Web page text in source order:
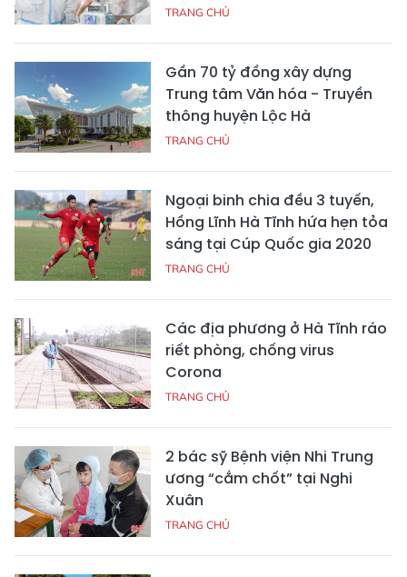
TRANG CHỦ
Gần 70 tỷ đồng xây dựng
Trung tâm Văn hóa - Truyền
thông huyện Lộc Hà
TRANG CHỦ
Ngoại binh chia đều 3 tuyến,
Hồng Lĩnh Hà Tĩnh hứa hẹn tỏa
sáng tại Cúp Quốc gia 2020
TRANG CHỦ
Các địa phương ở Hà Tĩnh ráo
riết phòng, chống virus
Corona
TRANG CHỦ
2 bác sỹ Bệnh viện Nhi Trung
ương “cắm chốt” tại Nghi
Xuân
TRANG CHỦ